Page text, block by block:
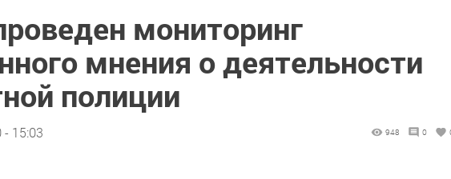
мониторинг
мнения о деятельности
полиции
- 15:03 948 0